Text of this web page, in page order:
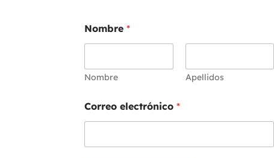
Nombre*
Nombre Apellidos
Correo electrónico*